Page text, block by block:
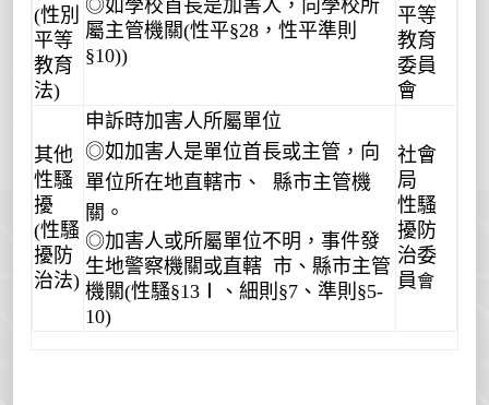
(性別
平等
教育
法)
◎如學校首長是加害人，向學校所
屬主管機關(性平§28 ，性平準則
§10))
平等
教育
委員
會
其他
性騷
擾
(性騷
擾防
治法)
申訴時加害人所屬單位
◎如加害人是單位首長或主管，向
單位所在地直轄市、
縣市主管機
關。
◎加害人或所屬單位不明，事件發
生地警察機關或直轄 市、縣市主管
機關(性騷§13 Ⅰ、細則§7 、準則§5-
10)
社會
局
性騷
擾防
治委
員會